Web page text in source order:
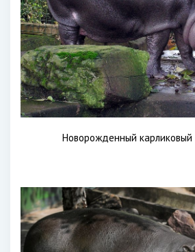
Новорожденный карликовый